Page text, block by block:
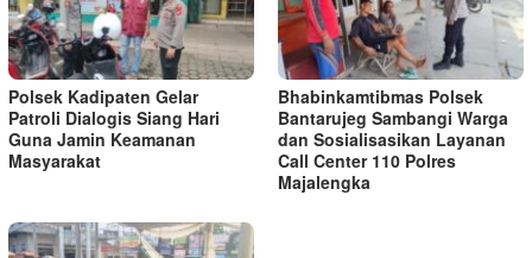
Polsek Kadipaten Gelar
Patroli Dialogis Siang Hari
Guna Jamin Keamanan
Masyarakat
Bhabinkamtibmas Polsek
Bantarujeg Sambangi Warga
dan Sosialisasikan Layanan
Call Center 110 Polres
Majalengka